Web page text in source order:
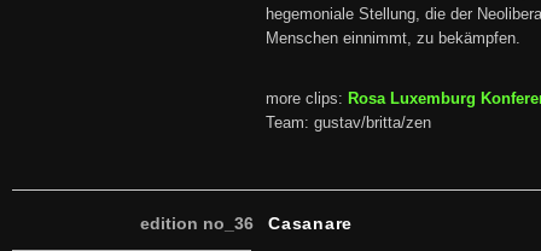
hegemoniale Stellung, die der
Menschen einnimmt, zu bekämpfen.
more clips: Rosa Luxemburg
Team: gustav/britta/zen
edition no_36 Casanare